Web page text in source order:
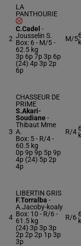
2
LA
PANTHOURIE
C.Cadel -
Jousselin S.
Box: 6 - M/5 -
62.5 kg
3p 6p 7p 3p 6p
(24) 4p 3p 2p
6p
M/5
3
CHASSEUR DE
PRIME
S.Akari-
Soudiane-
Thibaut Mme
A.
Box: 5 - R/4 -
60.5 kg
0p 9p 9p 5p 9p
4p (24) 5p 2p
4p
R/4
4
LIBERTIN GRIS
F.Torralba -
A.Jacoby-koaly
Box: 10 - R/6 -
61.5 kg
(24) 3p 3p 3p
2p 2p 2p 1p 3p
3p
R/6